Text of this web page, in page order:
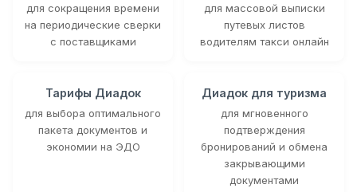
для сокращения времени
на периодические сверки
с поставщиками
для массовой выписки
путевых листов
водителям такси онлайн
Тарифы Диадок
для выбора оптимального
пакета документов и
экономии на ЭДО
Диадок для туризма
для мгновенного
подтверждения
бронирований и обмена
закрывающими
документами